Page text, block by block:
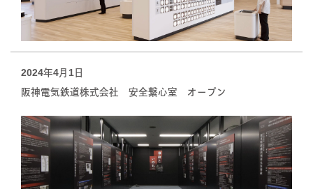
2024年4月1日
阪神電気鉄道株式会社 安全繋心室 オープン